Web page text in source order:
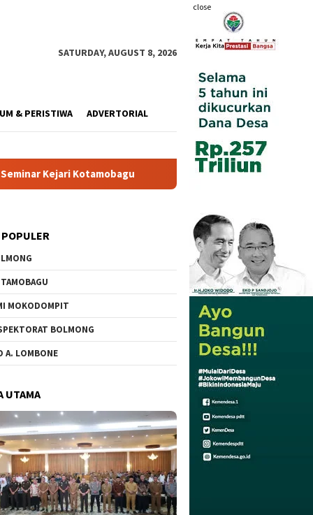
close
SATURDAY, AUGUST 8, 2026
& PERISTIWA ADVERTORIAL
Wali Kota Resmi Buka Pemusatan Diklat
MOKODOMPIT
BOLMONG
A. LOMBONE
UTAMA